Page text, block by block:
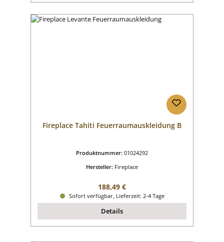
Fireplace Tahiti Feuerraumauskleidung B
Produktnummer: 01024292
Hersteller: Fireplace
Regulärer Preis:
188,49 €
Sofort verfügbar, Lieferzeit: 2-4 Tage
Details